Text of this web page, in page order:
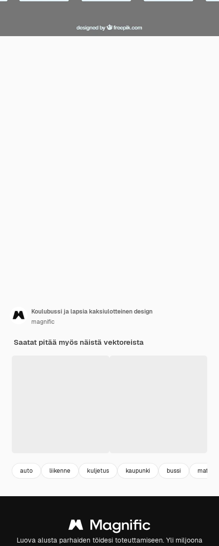
Koulubussi ja lapsia kaksiulotteinen design
magnific
Saatat pitää myös näistä vektoreista
auto liikenne kuljetus kaupunki bussi
Luova alusta parhaiden töidesi toteuttamiseen. Yli miljoona